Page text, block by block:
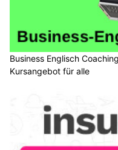
Business Englisch
Kursangebot für alle